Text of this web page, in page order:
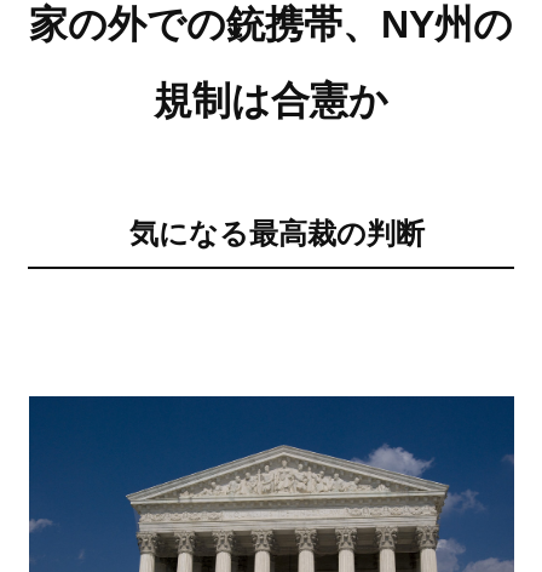
家の外での銃携帯、NY州の
規制は合憲か
気になる最高裁の判断